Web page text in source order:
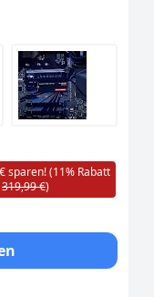
sparen! (11% Rabatt
319,99 €)